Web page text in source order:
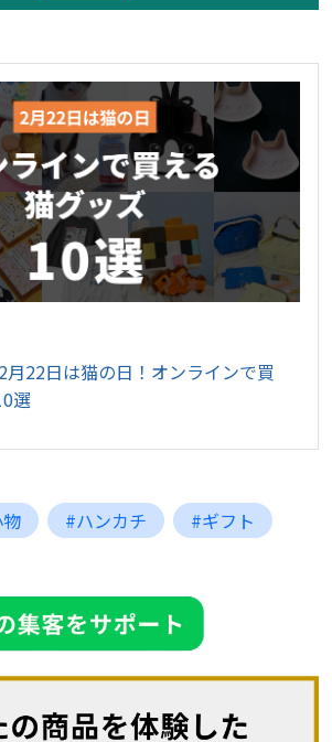
月22日は猫の日！オンラインで買
選
#ハンカチ #ギフト